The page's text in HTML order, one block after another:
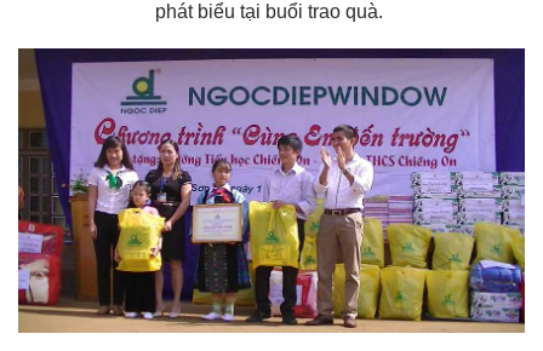
phát biểu tại buổi trao quà.